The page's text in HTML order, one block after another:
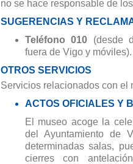
no se hace responsable de
SUGERENCIAS Y
Teléfono 010 (desde
fuera de Vigo y móviles).
OTROS SERVICIOS
Servicios relacionados con el
ACTOS OFICIALES Y
El museo acoge la
del Ayuntamiento de
determinadas salas,
cierres con